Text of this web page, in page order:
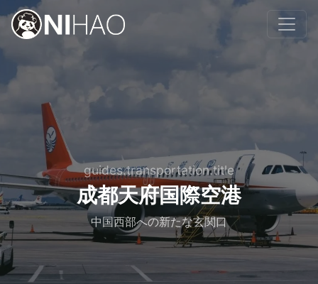
guides.transportation.title
成都天府国際空港
中国西部への新たな玄関口